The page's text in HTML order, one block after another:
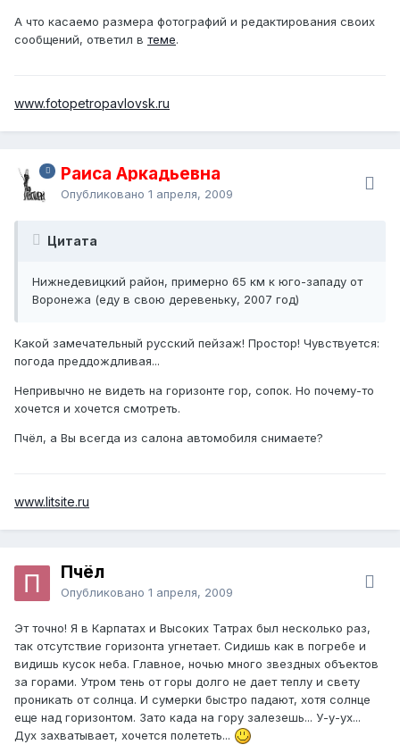
А что касаемо размера фотографий и редактирования своих
сообщений, ответил в теме.
www.fotopetropavlovsk.ru
Раиса Аркадьевна
Опубликовано 1 апреля, 2009
Цитата
Нижнедевицкий район, примерно 65 км к юго-западу от
Воронежа (еду в свою деревеньку, 2007 год)
Какой замечательный русский пейзаж! Простор! Чувствуется:
погода преддождливая...
Непривычно не видеть на горизонте гор, сопок. Но почему-то
хочется и хочется смотреть.
Пчёл, а Вы всегда из салона автомобиля снимаете?
www.litsite.ru
Пчёл
Опубликовано 1 апреля, 2009
Эт точно! Я в Карпатах и Высоких Татрах был несколько раз,
так отсутствие горизонта угнетает. Сидишь как в погребе и
видишь кусок неба. Главное, ночью много звездных объектов
за горами. Утром тень от горы долго не дает теплу и свету
проникать от солнца. И сумерки быстро падают, хотя солнце
еще над горизонтом. Зато када на гору залезешь... У-у-ух...
Дух захватывает, хочется полететь...